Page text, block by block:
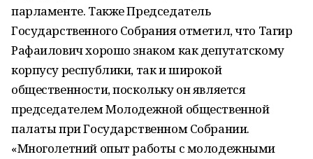
парламенте. Также Председатель
Государственного Собрания отметил, что Тагир
Рафаилович хорошо знаком как депутатскому
корпусу республики, так и широкой
общественности, поскольку он является
председателем Молодежной общественной
палаты при Государственном Собрании.
«Многолетний опыт работы с молодежными